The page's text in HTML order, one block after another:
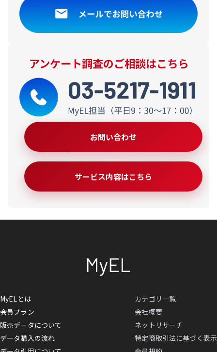
アンケート調査のご相談はこちら
お問い合わせ
サービス内容はこちら
MyELとは
会員プラン
販売データについて
データ購入の流れ
カテゴリ一覧
会社概要
ネットリサーチ
特定商取引法に基づく表示